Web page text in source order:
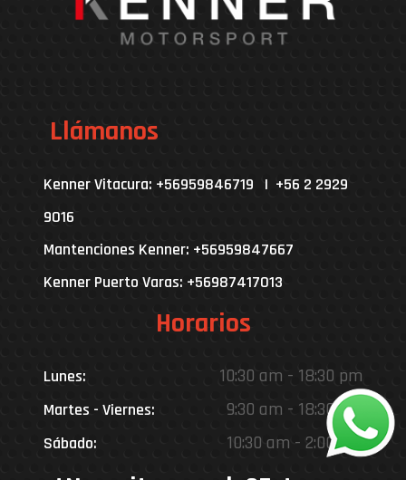
Llámanos
Kenner Vitacura: +56959846719 | +56 2 2929
9016
Mantenciones Kenner: +56959847667
Kenner Puerto Varas: +56987417013
Horarios
Lunes: 10:30 am - 18:30 pm
Martes - Viernes: 9:30 am - 18:30 pm
Sábado: 10:30 am - 2:00 pm